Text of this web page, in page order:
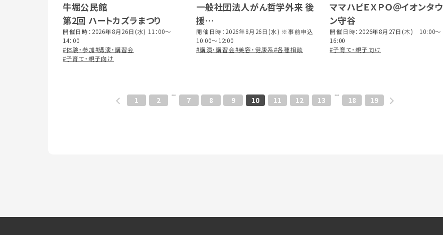
牛堀公民館
第2回 ハートカズラまつり
開催日時：2026年8月26日(水) 11：00～
14：00
#体験・参加#講演・講習会
#子育て・親子向け
一般社団法人がん哲学外来 後
援
古河はなももカフェ
開催日時：2026年8月26日(水) ※事前申込
10:00～12:00
#講演・講習会#美容・健康系#各種相談
ママハピＥＸＰＯ＠イオンタウ
ン守谷
開催日時：2026年8月27日(木) 10:00～
16:00
#子育て・親子向け
1 2 7 8 9 10 11 12 13 18 19